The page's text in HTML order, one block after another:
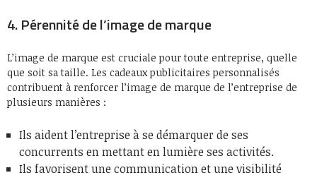
4. Pérennité de l’image de marque
L’image de marque est cruciale pour toute entreprise, quelle
que soit sa taille. Les cadeaux publicitaires personnalisés
contribuent à renforcer l’image de marque de l’entreprise de
plusieurs manières :
Ils aident l’entreprise à se démarquer de ses
concurrents en mettant en lumière ses activités.
Ils favorisent une communication et une visibilité